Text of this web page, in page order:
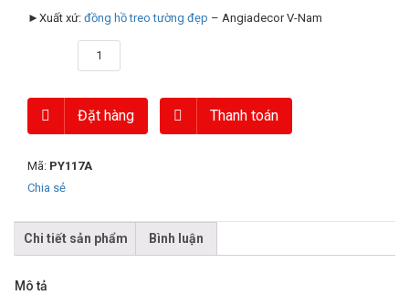
►Xuất xứ: đồng hồ treo tường đẹp – Angiadecor V-Nam
Đặt hàng Thanh toán
Mã: PY117A
Chia sẻ
Chi tiết sản phẩm Bình luận
Mô tả